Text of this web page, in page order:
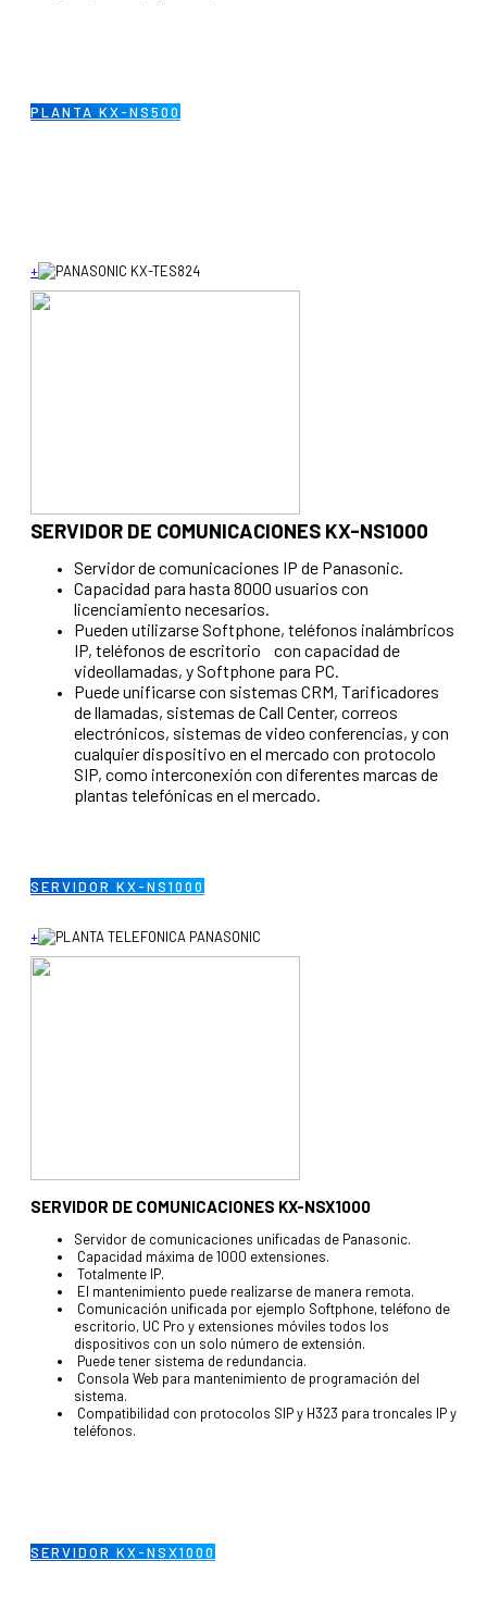
PLANTA KX-NS500
+
SERVIDOR DE COMUNICACIONES KX-NS1000
Servidor de comunicaciones IP de Panasonic.
Capacidad para hasta 8000 usuarios con
licenciamiento necesarios.
Pueden utilizarse Softphone, teléfonos inalámbricos
IP, teléfonos de escritorio con capacidad de
videollamadas, y Softphone para PC.
Puede unificarse con sistemas CRM, Tarificadores
de llamadas, sistemas de Call Center, correos
electrónicos, sistemas de video conferencias, y con
cualquier dispositivo en el mercado con protocolo
SIP, como interconexión con diferentes marcas de
plantas telefónicas en el mercado.
SERVIDOR KX-NS1000
+
SERVIDOR DE COMUNICACIONES KX-NSX1000
Servidor de comunicaciones unificadas de Panasonic.
Capacidad máxima de 1000 extensiones.
Totalmente IP.
El mantenimiento puede realizarse de manera remota.
Comunicación unificada por ejemplo Softphone, teléfono de
escritorio, UC Pro y extensiones móviles todos los
dispositivos con un solo número de extensión.
Puede tener sistema de redundancia.
Consola Web para mantenimiento de programación del
sistema.
Compatibilidad con protocolos SIP y H323 para troncales IP y
teléfonos.
SERVIDOR KX-NSX1000